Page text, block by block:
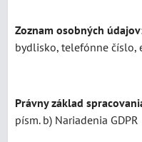
Zoznam osobných
bydlisko, telefónne číslo,
Právny základ
písm. b) Nariadenia GDPR